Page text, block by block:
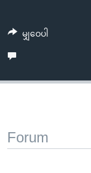
မျှဝေပါ
Forum